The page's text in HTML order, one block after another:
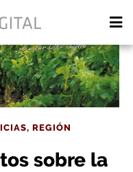
, REGIÓN
sobre la